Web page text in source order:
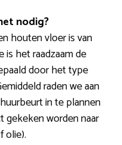
nodig?
houten vloer is van
is het raadzaam de
door het type
raden we aan
in te plannen
gekeken worden naar
olie).